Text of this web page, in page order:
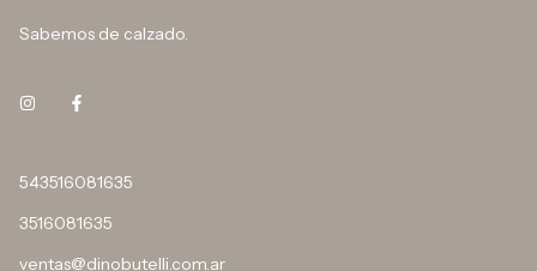
Sabemos de calzado.
543516081635
3516081635
ventas@dinobutelli.com.ar